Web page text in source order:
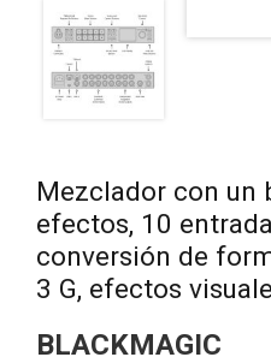
Mezclador con un
efectos, 10
conversión de
3 G, efectos
BLACKMAGIC